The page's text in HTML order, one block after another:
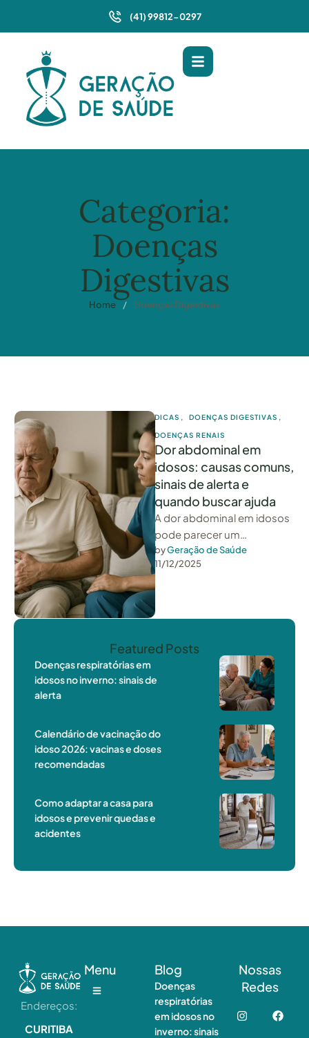
(41) 99812-0297
Categoria:
Doenças
Digestivas
Home / Doenças Digestivas
DICAS , DOENÇAS DIGESTIVAS ,
DOENÇAS RENAIS
Dor abdominal em
idosos: causas comuns,
sinais de alerta e
quando buscar ajuda
A dor abdominal em idosos
pode parecer um
desconforto comum, mas
muitas vezes é o corpo
enviando sinais …
by Geração de Saúde
11/12/2025
Featured Posts
Doenças respiratórias em
idosos no inverno: sinais de
alerta
Calendário de vacinação do
idoso 2026: vacinas e doses
recomendadas
Como adaptar a casa para
idosos e prevenir quedas e
acidentes
Endereços:
CURITIBA
Menu Blog
Doenças
respiratórias
em idosos no
inverno: sinais
Nossas
Redes